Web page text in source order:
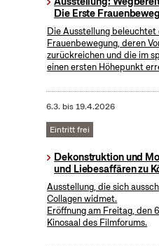
Die Erste
Die Ausstellung beleuchtet
Frauenbewegung, deren
zurückreichen und die im
einen ersten Höhepunkt
6.3. bis19.4.2026
Eintritt frei
Dekonstruktion und
und Liebesaffären zu
Ausstellung, die sich
Collagen widmet.
Eröffnung am Freitag, den
Kinosaal des Filmforums.